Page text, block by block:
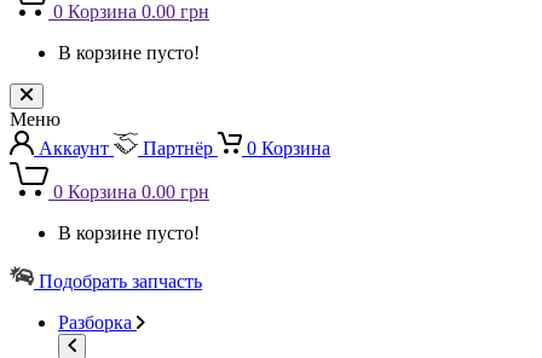
0 Корзина 0.00 грн
В корзине пусто!
Меню
Аккаунт
Партнёр 0 Корзина
0 Корзина 0.00 грн
В корзине пусто!
Подобрать запчасть
Разборка